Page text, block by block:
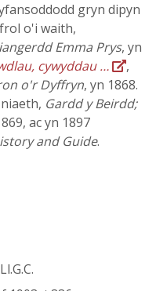
gryn dipyn
o'i waith,
Emma Prys, yn
cywyddau …
,
o'r Dyffryn, yn 1868.
Gardd y Beirdd;
ac yn 1897
and Guide.